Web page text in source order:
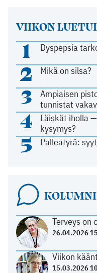
VIIKON
1 Dyspepsia
2 Mikä on silsa?
3
Ampiaisen
tunnistat
4
Läiskät iholla
kysymys?
5 Palleatyrä:
KOLUMNI
Terveys on
26.04.2026
Viikon
15.03.2026